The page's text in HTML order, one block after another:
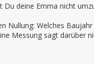
Du deine Emma nicht
Nullung: Welches
Messung sagt darüber